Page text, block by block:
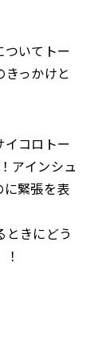
いてトー
っかけと
コロトー
アインシュ
緊張を表
きにどう